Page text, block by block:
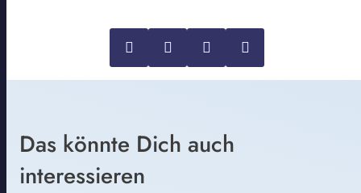
Das könnte Dich auch
interessieren